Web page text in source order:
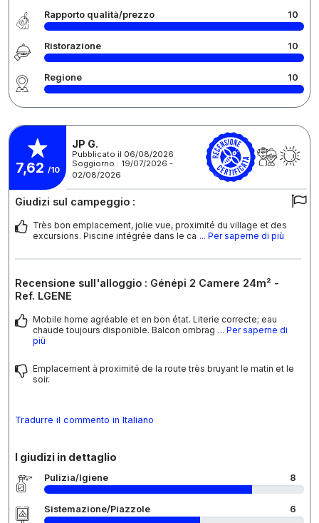
Rapporto qualità/prezzo 10
Ristorazione 10
Regione 10
7,62 /10
JP G.
Pubblicato il 06/08/2026
Soggiorno : 19/07/2026 -
02/08/2026
Giudizi sul campeggio :
Très bon emplacement, jolie vue, proximité du village et des
excursions. Piscine intégrée dans le ca ... Per saperne di più
Recensione sull'alloggio : Génépi 2 Camere 24m² -
Ref. LGENE
Mobile home agréable et en bon état. Literie correcte; eau
chaude toujours disponible. Balcon ombrag ... Per saperne di
più
Emplacement à proximité de la route très bruyant le matin et le
soir.
Tradurre il commento in Italiano
I giudizi in dettaglio
Pulizia/Igiene 8
Sistemazione/Piazzole 6